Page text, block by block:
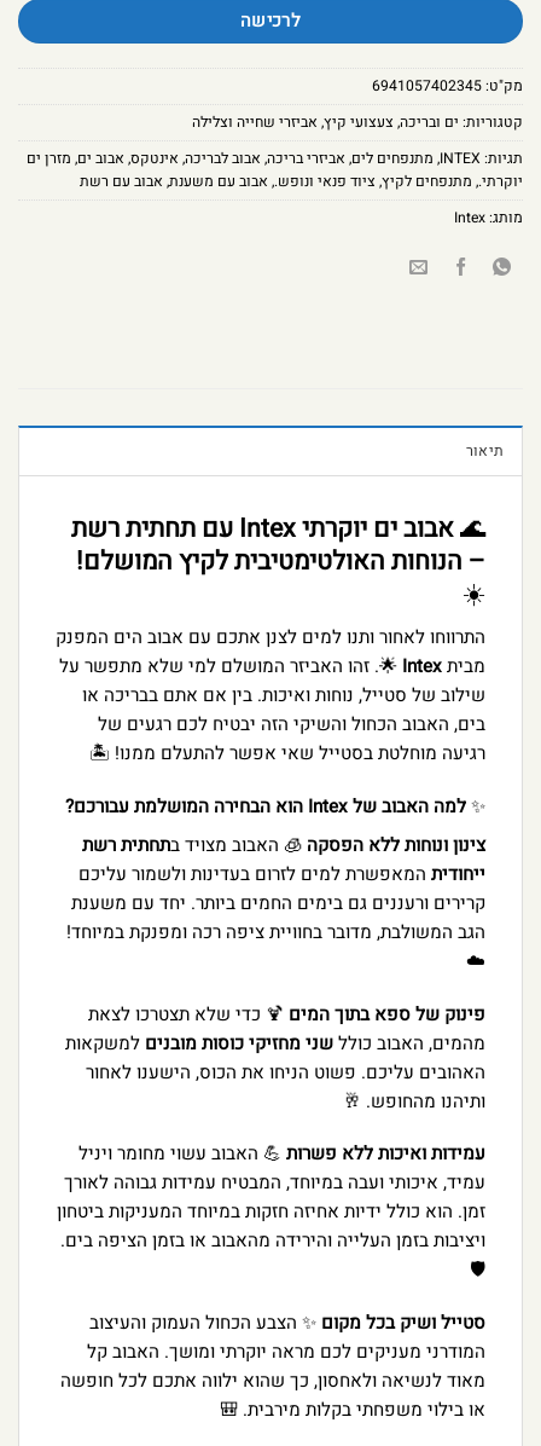
לרכישה
מק"ט:6941057402345
קטגוריות: ים ובריכה, צעצועי קיץ, אביזרי שחייה וצלילה
תגיות: INTEX
, מתנפחים לים, אביזרי בריכה, אבוב לבריכה, אינטקס, אבוב ים, מזרן ים
יוקרתי., מתנפחים לקיץ, ציוד פנאי ונופש., אבוב עם משענת, אבוב עם רשת
מותג:Intex
תיאור
🌊
אבוב ים יוקרתי Intex עם תחתית רשת
– הנוחות האולטימטיבית לקיץ המושלם!
☀️
התרווחו לאחור ותנו למים לצנן אתכם עם אבוב הים המפנק
מביתIntex 🌟. זהו האביזר המושלם למי שלא מתפשר על
שילוב של סטייל, נוחות ואיכות. בין אם אתם בבריכה או
בים, האבוב הכחול והשיקי הזה יבטיח לכם רגעים של
רגיעה מוחלטת בסטייל שאי אפשר להתעלם ממנו! 🏝️
✨למה האבוב של Intex הוא הבחירה המושלמת עבורכם?
צינון ונוחות ללא הפסקה 🧊 האבוב מצויד בתחתית רשת
ייחודית המאפשרת למים לזרום בעדינות ולשמור עליכם
קרירים ורעננים גם בימים החמים ביותר. יחד עם משענת
הגב המשולבת, מדובר בחוויית ציפה רכה ומפנקת במיוחד!
☁️
פינוק של ספא בתוך המים 🍹 כדי שלא תצטרכו לצאת
מהמים, האבוב כוללשני מחזיקי כוסות מובנים למשקאות
האהובים עליכם. פשוט הניחו את הכוס, הישענו לאחור
ותיהנו מהחופש. 🥂
עמידות ואיכות ללא פשרות 💪 האבוב עשוי מחומר ויניל
עמיד, איכותי ועבה במיוחד, המבטיח עמידות גבוהה לאורך
זמן. הוא כולל ידיות אחיזה חזקות במיוחד המעניקות ביטחון
ויציבות בזמן העלייה והירידה מהאבוב או בזמן הציפה בים.
🛡️
סטייל ושיק בכל מקום ✨ הצבע הכחול העמוק והעיצוב
המודרני מעניקים לכם מראה יוקרתי ומושך. האבוב קל
מאוד לנשיאה ולאחסון, כך שהוא ילווה אתכם לכל חופשה
או בילוי משפחתי בקלות מירבית. 🎒